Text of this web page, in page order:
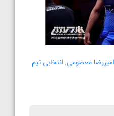
امیررضا معصومی, انتخابی تیم